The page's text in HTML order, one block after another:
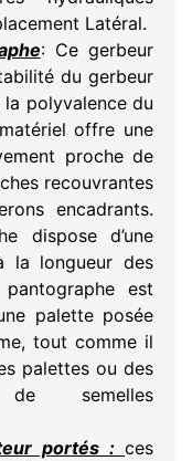
Latéral.
: Ce gerbeur
du gerbeur
polyvalence du
offre une
proche de
recouvrantes
encadrants.
dispose d’une
la longueur des
est
palette posée
tout comme il
palettes ou des
semelles
portés : ces